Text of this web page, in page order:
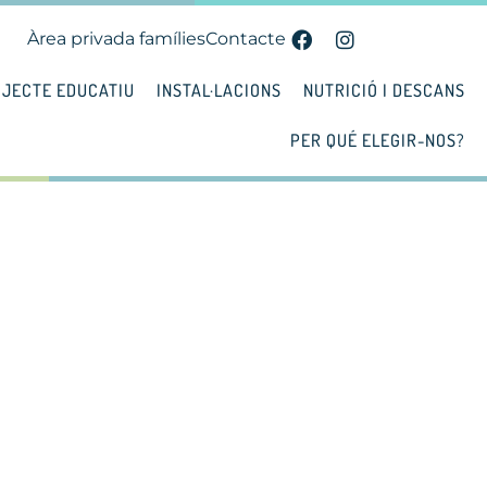
Àrea privada famíliesContacte
EDUCATIU INSTAL·LACIONS NUTRICIÓ I DESCANS
PER QUÉ ELEGIR-NOS?